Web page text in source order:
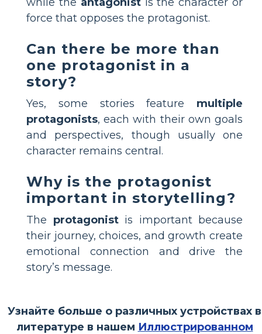
force that opposes the protagonist.
Can there be more than
one protagonist in a
story?
Yes, some stories feature multiple
protagonists, each with their own goals
and perspectives, though usually one
character remains central.
Why is the protagonist
important in storytelling?
The protagonistis important because
their journey, choices, and growth create
emotional connection and drive the
story’s message.
Узнайте больше о различных устройствах в
литературе в нашем Иллюстрированном